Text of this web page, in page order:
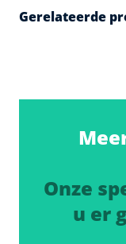
Gerelateerde
Onze
u er